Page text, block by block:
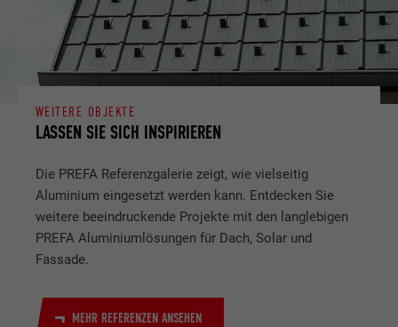
LASSEN SIE SICH INSPIRIEREN
WEITERE OBJEKTE
Die PREFA Referenzgalerie zeigt, wie vielseitig
Aluminium eingesetzt werden kann. Entdecken Sie
weitere beeindruckende Projekte mit den langlebigen
PREFA Aluminiumlösungen für Dach, Solar und
Fassade.
MEHR REFERENZEN ANSEHEN